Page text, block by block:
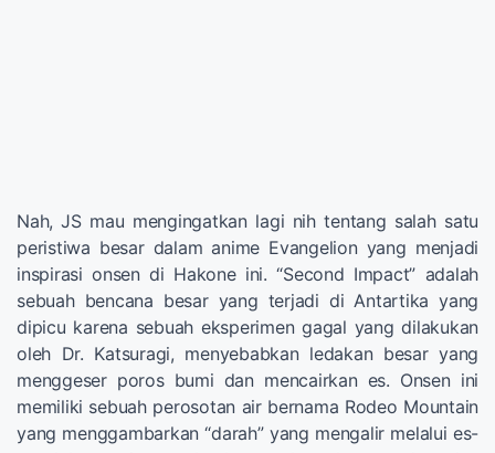
Nah, JS mau mengingatkan lagi nih tentang salah satu
peristiwa besar dalam anime Evangelion yang menjadi
inspirasi onsen di Hakone ini. “Second Impact” adalah
sebuah bencana besar yang terjadi di Antartika yang
dipicu karena sebuah eksperimen gagal yang dilakukan
oleh Dr. Katsuragi, menyebabkan ledakan besar yang
menggeser poros bumi dan mencairkan es. Onsen ini
memiliki sebuah perosotan air bernama Rodeo Mountain
yang menggambarkan “darah” yang mengalir melalui es-